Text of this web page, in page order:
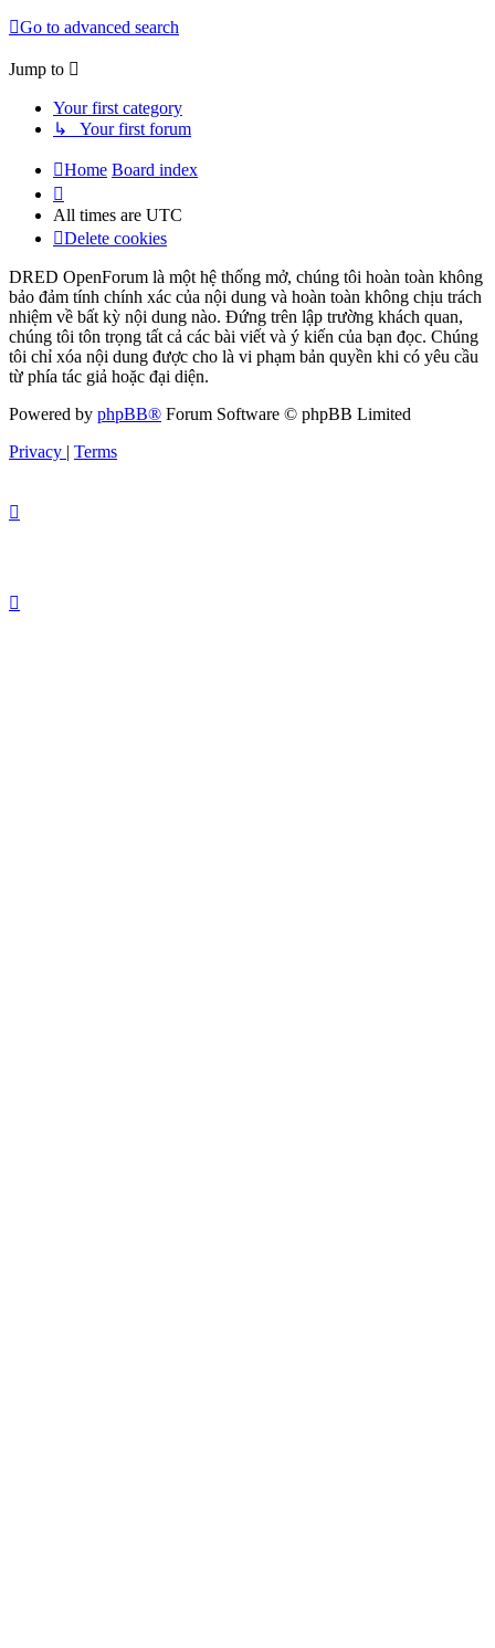
Go to advanced search
Jump to
Your first category
↳ Your first forum
Home Board index
All times are UTC
Delete cookies
DRED OpenForum là một hệ thống mở, chúng tôi hoàn toàn không
bảo đảm tính chính xác của nội dung và hoàn toàn không chịu trách
nhiệm về bất kỳ nội dung nào. Đứng trên lập trường khách quan,
chúng tôi tôn trọng tất cả các bài viết và ý kiến của bạn đọc. Chúng
tôi chỉ xóa nội dung được cho là vi phạm bản quyền khi có yêu cầu
từ phía tác giả hoặc đại diện.
Powered by phpBB® Forum Software © phpBB Limited
Privacy | Terms